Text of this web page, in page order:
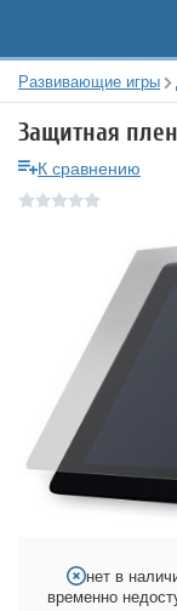
Развивающие игры
Защитная
К сравнению
нет в
временно